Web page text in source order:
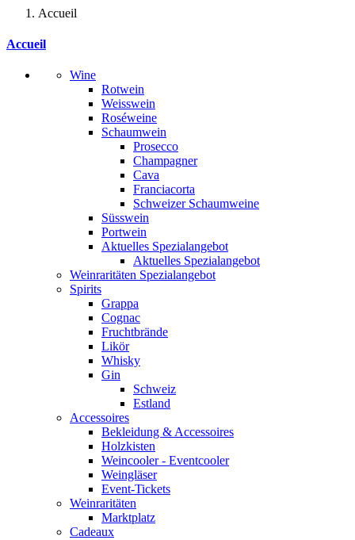
Accueil
Accueil
Wine
Rotwein
Weisswein
Roséweine
Schaumwein
Prosecco
Champagner
Cava
Franciacorta
Schweizer Schaumweine
Süsswein
Portwein
Aktuelles Spezialangebot
Aktuelles Spezialangebot
Weinraritäten Spezialangebot
Spirits
Grappa
Cognac
Fruchtbrände
Likör
Whisky
Gin
Schweiz
Estland
Accessoires
Bekleidung & Accessoires
Holzkisten
Weincooler - Eventcooler
Weingläser
Event-Tickets
Weinraritäten
Marktplatz
Cadeaux